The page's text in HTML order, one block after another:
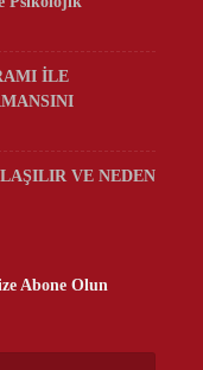
İLE
VE NEDEN
Abone Olun